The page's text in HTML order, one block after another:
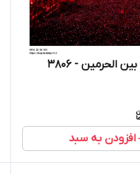
الحرمین - 3806
افزودن به سبد